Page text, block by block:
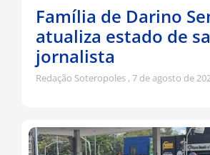
Família de Darino
atualiza estado de
jornalista
Redação Soteropoles 7 de agosto de